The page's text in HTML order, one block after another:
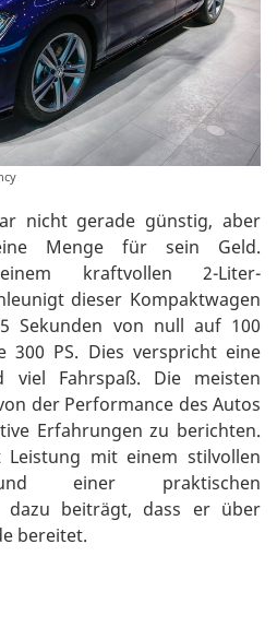
nicht gerade günstig, aber
Menge für sein Geld.
kraftvollen 2-Liter-
dieser Kompaktwagen
Sekunden von null auf 100
PS. Dies verspricht eine
viel Fahrspaß. Die meisten
der Performance des Autos
Erfahrungen zu berichten.
mit einem stilvollen
und einer praktischen
dazu beiträgt, dass er über
bereitet.